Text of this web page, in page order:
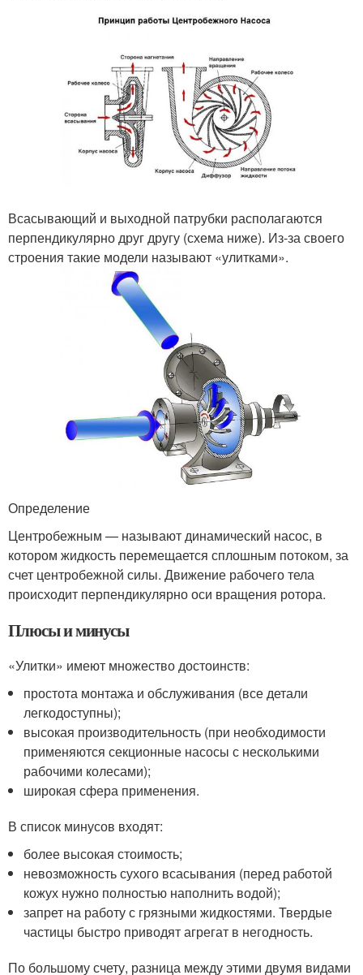
Всасывающий и выходной патрубки располагаются
перпендикулярно друг другу (схема ниже). Из-за своего
строения такие модели называют «улитками».
Определение
Центробежным — называют динамический насос, в
котором жидкость перемещается сплошным потоком, за
счет центробежной силы. Движение рабочего тела
происходит перпендикулярно оси вращения ротора.
Плюсы и минусы
«Улитки» имеют множество достоинств:
простота монтажа и обслуживания (все детали
легкодоступны);
высокая производительность (при необходимости
применяются секционные насосы с несколькими
рабочими колесами);
широкая сфера применения.
В список минусов входят:
более высокая стоимость;
невозможность сухого всасывания (перед работой
кожух нужно полностью наполнить водой);
запрет на работу с грязными жидкостями. Твердые
частицы быстро приводят агрегат в негодность.
По большому счету, разница между этими двумя видами